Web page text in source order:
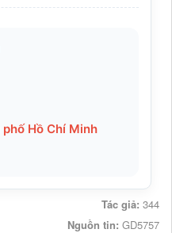
Hồ Chí Minh
Tác giả: 344
Nguồn tin: GD5757